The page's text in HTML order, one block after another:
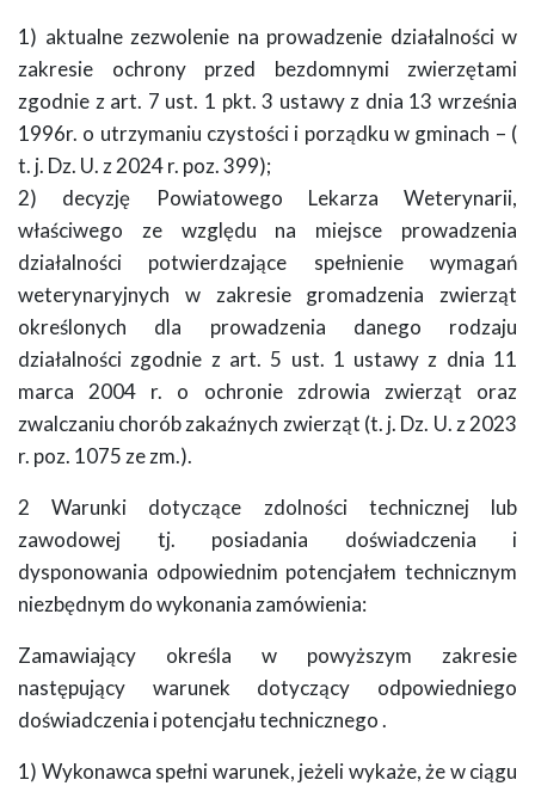
1) aktualne zezwolenie na prowadzenie działalności w
zakresie ochrony przed bezdomnymi zwierzętami
zgodnie z art. 7 ust. 1 pkt. 3 ustawy z dnia 13 września
1996r. o utrzymaniu czystości i porządku w gminach – (
t. j. Dz. U. z 2024 r. poz. 399);
2) decyzję Powiatowego Lekarza Weterynarii,
właściwego ze względu na miejsce prowadzenia
działalności potwierdzające spełnienie wymagań
weterynaryjnych w zakresie gromadzenia zwierząt
określonych dla prowadzenia danego rodzaju
działalności zgodnie z art. 5 ust. 1 ustawy z dnia 11
marca 2004 r. o ochronie zdrowia zwierząt oraz
zwalczaniu chorób zakaźnych zwierząt (t. j. Dz. U. z 2023
r. poz. 1075 ze zm.).
2 Warunki dotyczące zdolności technicznej lub
zawodowej tj. posiadania doświadczenia i
dysponowania odpowiednim potencjałem technicznym
niezbędnym do wykonania zamówienia:
Zamawiający określa w powyższym zakresie
następujący warunek dotyczący odpowiedniego
doświadczenia i potencjału technicznego .
1) Wykonawca spełni warunek, jeżeli wykaże, że w ciągu